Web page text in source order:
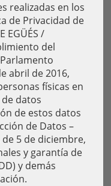
realizadas en los
de Privacidad de
EGÜÉS /
del
abril de 2016,
físicas en
datos
de estos datos
de Datos –
de 5 de diciembre,
y garantía de
y demás